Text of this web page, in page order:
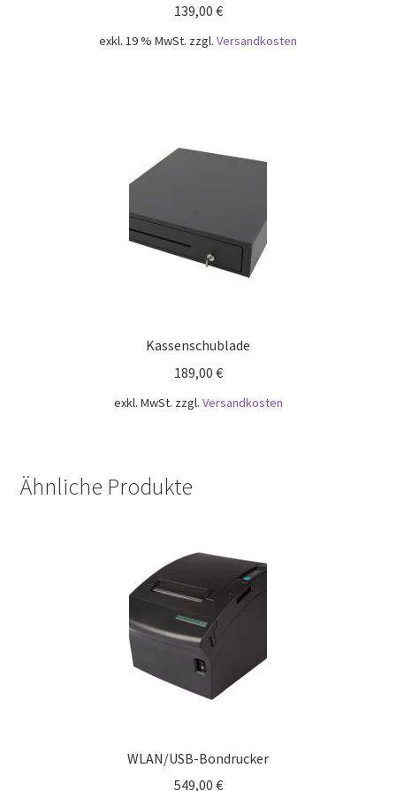
139,00 €
exkl. 19 % MwSt. zzgl. Versandkosten
Kassenschublade
189,00 €
exkl. MwSt. zzgl. Versandkosten
Ähnliche Produkte
WLAN/USB-Bondrucker
549,00 €